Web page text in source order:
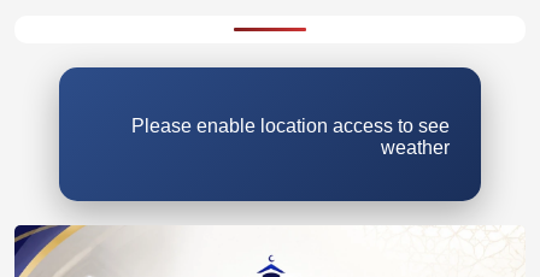
Please enable location access to see
weather